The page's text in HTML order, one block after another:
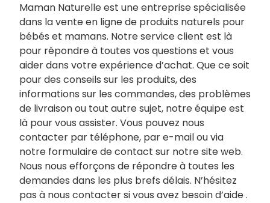
Maman Naturelle est une entreprise spécialisée
dans la vente en ligne de produits naturels pour
bébés et mamans. Notre service client est là
pour répondre à toutes vos questions et vous
aider dans votre expérience d’achat. Que ce soit
pour des conseils sur les produits, des
informations sur les commandes, des problèmes
de livraison ou tout autre sujet, notre équipe est
là pour vous assister. Vous pouvez nous
contacter par téléphone, par e-mail ou via
notre formulaire de contact sur notre site web.
Nous nous efforçons de répondre à toutes les
demandes dans les plus brefs délais. N’hésitez
pas à nous contacter si vous avez besoin d’aide .